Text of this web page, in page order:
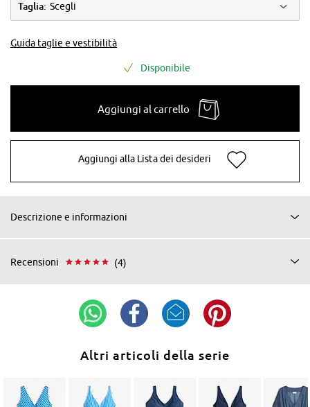
Taglia: Scegli
Guida taglie e vestibilità
Disponibile
Aggiungi al carrello
Aggiungi alla Lista dei desideri
Descrizione e informazioni
Recensioni (4)
Altri articoli della serie